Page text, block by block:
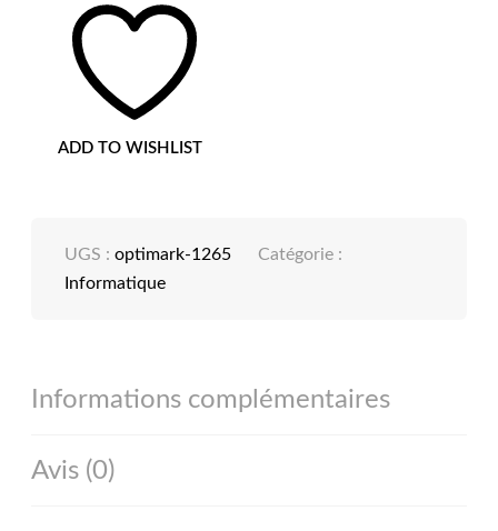
ADD TO WISHLIST
UGS :optimark-1265
Catégorie :
Informatique
Informations complémentaires
Avis (0)